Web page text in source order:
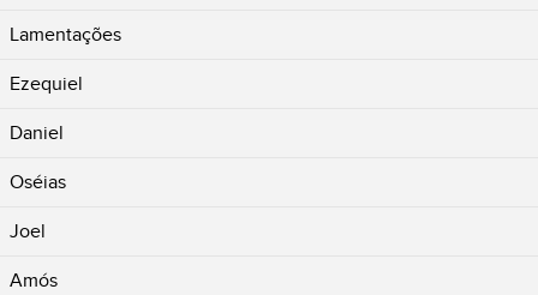
Lamentações
Ezequiel
Daniel
Oséias
Joel
Amós